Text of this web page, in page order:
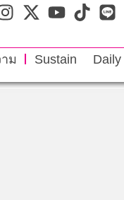
ม Sustain Daily